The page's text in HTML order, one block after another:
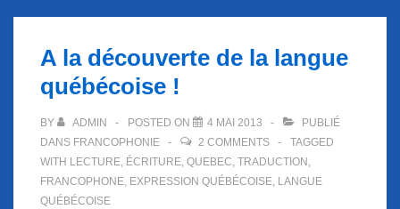
A la découverte de la langue
québécoise !
BY ADMIN POSTED ON 4 MAI 2013
PUBLIÉ
DANS FRANCOPHONIE 2 COMMENTS
TAGGED
WITH LECTURE, ÉCRITURE, QUEBEC, TRADUCTION ,
FRANCOPHONE, EXPRESSION QUÉBÉCOISE, LANGUE
QUÉBÉCOISE